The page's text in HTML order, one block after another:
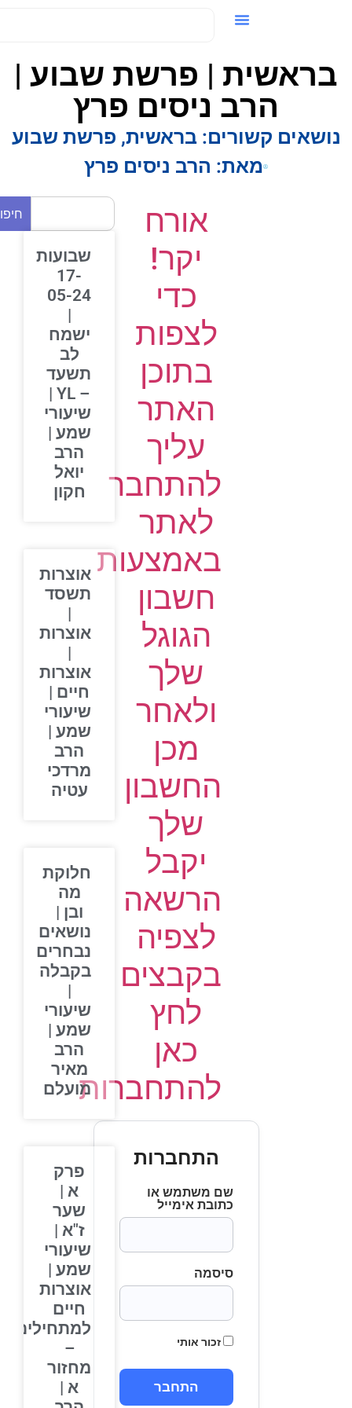
| פרשת שבוע |
הרב ניסים פרץ
קשורים: בראשית,פרשת שבוע
מאת:הרב ניסים פרץ
אורח
יקר!
כדי
לצפות
בתוכן
האתר
עליך
להתחבר
לאתר
באמצעות
חשבון
הגוגל
שלך
ולאחר
מכן
החשבון
שלך
יקבל
הרשאה
לצפיה
בקבצים
לחץ
כאן
להתחברות
התחברות
שם משתמש או
כתובת אימייל
סיסמה
זכור אותי
חיפוש
שבועות
17-
05-24
ישמח
לב
תשעד
– YL |
שיעורי
שמע |
הרב
יואל
חקון
אוצרות
תשסד
אוצרות
אוצרות
חיים |
שיעורי
שמע |
הרב
מרדכי
עטיה
חלוקת
מה
ובן |
נושאים
נבחרים
בקבלה
שיעורי
שמע |
הרב
מאיר
מועלם
פרק
א |
שער
ז"א |
שיעורי
שמע |
אוצרות
חיים
למתחילים
מחזור
א |